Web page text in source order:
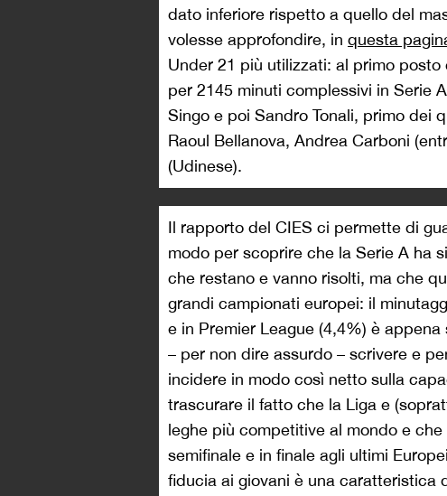
dato inferiore rispetto a quello del
volesse approfondire, in questa
Under 21 più utilizzati: al primo
per 2145 minuti complessivi in Serie
Singo e poi Sandro Tonali, primo dei
Raoul Bellanova, Andrea Carboni
(Udinese).
Il rapporto del CIES ci permette di
modo per scoprire che la Serie A ha
che restano e vanno risolti, ma che
grandi campionati europei: il
e in Premier League (4,4%) è
– per non dire assurdo – scrivere e
incidere in modo così netto sulla
trascurare il fatto che la Liga e
leghe più competitive al mondo e
semifinale e in finale agli ultimi
fiducia ai giovani è una caratteristica